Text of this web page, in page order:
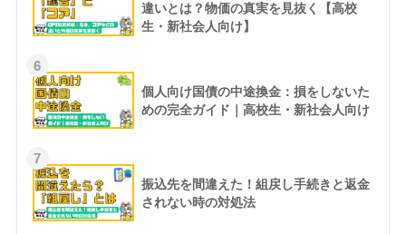
違いとは？物価の真実を見抜く【高校
生・新社会人向け】
6
個人向け国債の中途換金：損をしないた
めの完全ガイド｜高校生・新社会人向け
7
振込先を間違えた！組戻し手続きと返金
されない時の対処法